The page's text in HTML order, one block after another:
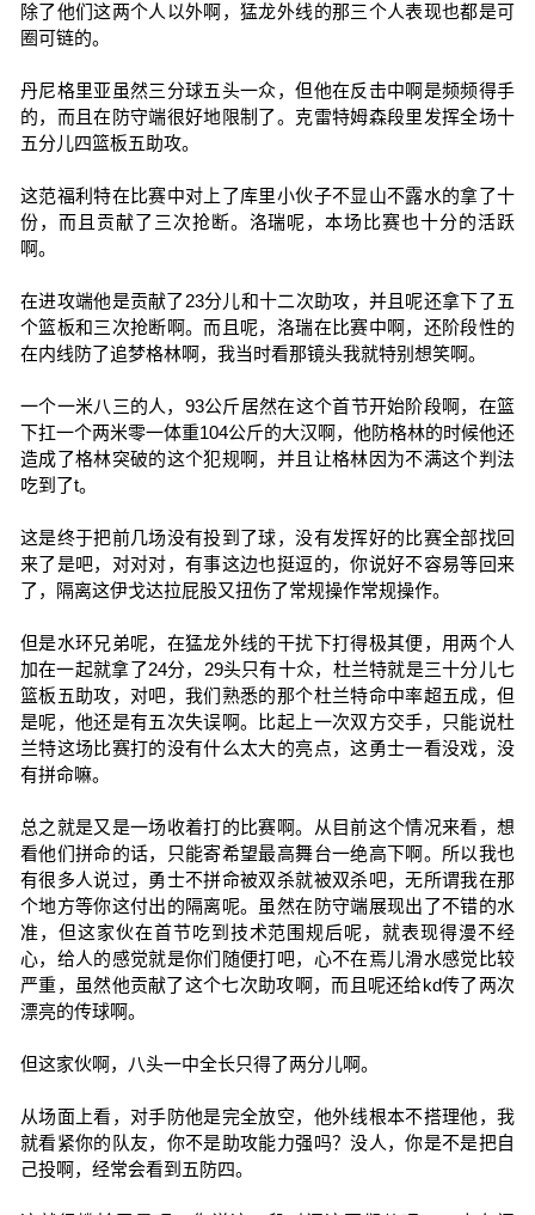
除了他们这两个人以外啊，猛龙外线的那三个人表现也都是可
圈可链的。
丹尼格里亚虽然三分球五头一众，但他在反击中啊是频频得手
的，而且在防守端很好地限制了。克雷特姆森段里发挥全场十
五分儿四篮板五助攻。
这范福利特在比赛中对上了库里小伙子不显山不露水的拿了十
份，而且贡献了三次抢断。洛瑞呢，本场比赛也十分的活跃
啊。
在进攻端他是贡献了23分儿和十二次助攻，并且呢还拿下了五
个篮板和三次抢断啊。而且呢，洛瑞在比赛中啊，还阶段性的
在内线防了追梦格林啊，我当时看那镜头我就特别想笑啊。
一个一米八三的人，93公斤居然在这个首节开始阶段啊，在篮
下扛一个两米零一体重104公斤的大汉啊，他防格林的时候他还
造成了格林突破的这个犯规啊，并且让格林因为不满这个判法
吃到了t。
这是终于把前几场没有投到了球，没有发挥好的比赛全部找回
来了是吧，对对对，有事这边也挺逗的，你说好不容易等回来
了，隔离这伊戈达拉屁股又扭伤了常规操作常规操作。
但是水环兄弟呢，在猛龙外线的干扰下打得极其便，用两个人
加在一起就拿了24分，29头只有十众，杜兰特就是三十分儿七
篮板五助攻，对吧，我们熟悉的那个杜兰特命中率超五成，但
是呢，他还是有五次失误啊。比起上一次双方交手，只能说杜
兰特这场比赛打的没有什么太大的亮点，这勇士一看没戏，没
有拼命嘛。
总之就是又是一场收着打的比赛啊。从目前这个情况来看，想
看他们拼命的话，只能寄希望最高舞台一绝高下啊。所以我也
有很多人说过，勇士不拼命被双杀就被双杀吧，无所谓我在那
个地方等你这付出的隔离呢。虽然在防守端展现出了不错的水
准，但这家伙在首节吃到技术范围规后呢，就表现得漫不经
心，给人的感觉就是你们随便打吧，心不在焉儿滑水感觉比较
严重，虽然他贡献了这个七次助攻啊，而且呢还给kd传了两次
漂亮的传球啊。
但这家伙啊，八头一中全长只得了两分儿啊。
从场面上看，对手防他是完全放空，他外线根本不搭理他，我
就看紧你的队友，你不是助攻能力强吗？没人，你是不是把自
己投啊，经常会看到五防四。